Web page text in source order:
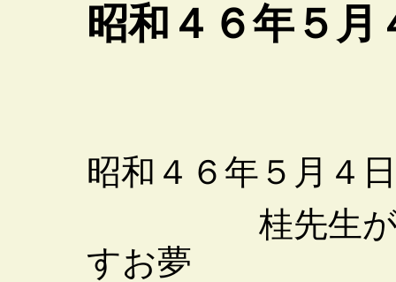
昭和４６年５
昭和４６年５月４
桂先生が大き
すお夢